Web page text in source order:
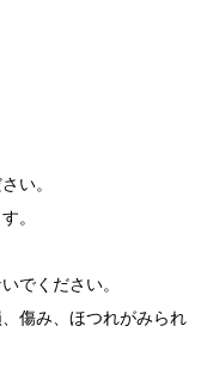
い。
。
でください。
傷み、ほつれがみられ